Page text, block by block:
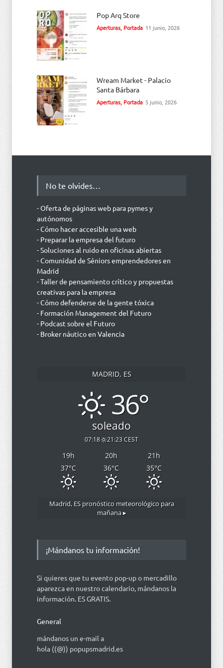
Pop Arq Store
Aperturas, Portada 11 junio, 2026
Wream Market - Palacio
Santa Bárbara
Aperturas, Portada 5 junio, 2026
No te olvides…
- Oferta de páginas web para pymes y
autónomos
- Cómo hacer accesible una web
- Preparar la empresa del futuro
- Soluciones al ruido en oficinas abiertas
- Comunidad de Séniors emprendedores en
Madrid
- Taller de pensamiento crítico y propuestas
creativas para la empresa
- Cómo defenderse de la gente tóxica
- Formación Management del Futuro
- Podcast sobre el Futuro
- Broker náutico en Valencia
MADRID, ES
36°
soleado
07:18 21:23 CEST
19h 20h 21h
37°C 36°C 35°C
Madrid, ESpronóstico meteorológico para
mañana ▸
¡Mándanos tu información!
Si quieres que tu evento pop-up o mercadillo
aparezca en nuestro calendario, mándanos la
información. ES GRATIS.
General
mándanos un e-mail a
hola ((@)) popupsmadrid.es